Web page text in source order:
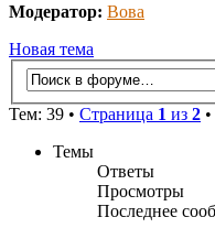
Модератор: Вова
Новая тема
Тем: 39 • Страница 1 из 2 •
Темы
Ответы
Просмотры
Последнее